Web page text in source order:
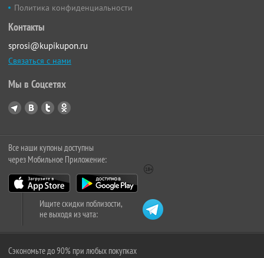
Политика конфиденциальности
Контакты
sprosi@kupikupon.ru
Связаться с нами
Мы в Соцсетях
Все наши купоны доступны
через Мобильное Приложение:
Ищите скидки поблизости,
не выходя из чата:
Сэкономьте до 90% при любых покупках